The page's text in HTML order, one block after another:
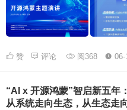
赞 评论 阅368 06-
“AI x 开源鸿蒙”智启新五年
从系统走向生态，从生态走